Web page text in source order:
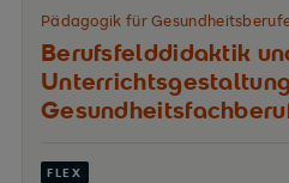
Pädagogik für
Berufsfelddidaktik
FLEX